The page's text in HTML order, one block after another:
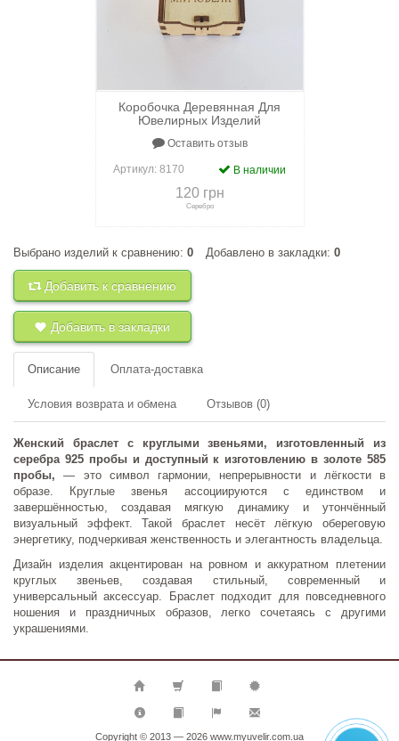
Коробочка Деревянная Для
Ювелирных Изделий
Оставить отзыв
Артикул: 8170 В наличии
120 грн
Серебро
+к сравнению
Выбрано изделий к сравнению: 0 Добавлено в закладки: 0
Добавить к сравнению
Добавить в закладки
Описание Оплата-доставка
Условия возврата и обмена Отзывов (0)
Женский браслет с круглыми звеньями, изготовленный из
серебра 925 пробы и доступный к изготовлению в золоте 585
пробы, — это символ гармонии, непрерывности и лёгкости в
образе. Круглые звенья ассоциируются с единством и
завершённостью, создавая мягкую динамику и утончённый
визуальный эффект. Такой браслет несёт лёгкую обереговую
энергетику, подчеркивая женственность и элегантность владельца.
Дизайн изделия акцентирован на ровном и аккуратном плетении
круглых звеньев, создавая стильный, современный и
универсальный аксессуар. Браслет подходит для повседневного
ношения и праздничных образов, легко сочетаясь с другими
украшениями.
Copyright © 2013 — 2026 www.myuvelir.com.ua